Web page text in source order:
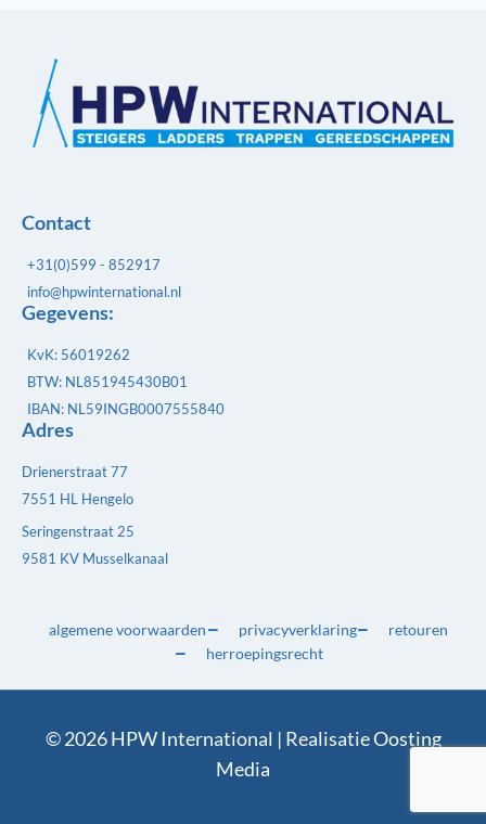
Contact
+31(0)599 - 852917
info@hpwinternational.nl
Gegevens:
KvK: 56019262
BTW: NL851945430B01
IBAN: NL59INGB0007555840
Adres
Drienerstraat 77
7551 HL Hengelo
Seringenstraat 25
9581 KV Musselkanaal
algemene voorwaarden privacyverklaring
retouren
herroepingsrecht
© 2026 HPW International | RealisatieOosting
Media